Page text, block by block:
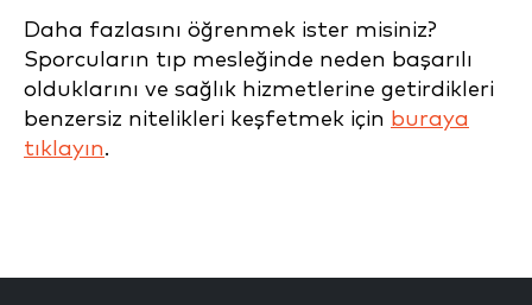
Daha fazlasını öğrenmek ister misiniz?
Sporcuların tıp mesleğinde neden başarılı
olduklarını ve sağlık hizmetlerine getirdikleri
benzersiz nitelikleri keşfetmek için buraya
tıklayın.